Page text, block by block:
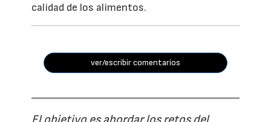
calidad de los alimentos.
ver/escribir comentarios